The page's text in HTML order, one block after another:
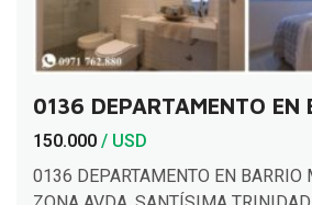
0136 DEPARTAMENTO EN
150.000 / USD
0136 DEPARTAMENTO EN BARRIO